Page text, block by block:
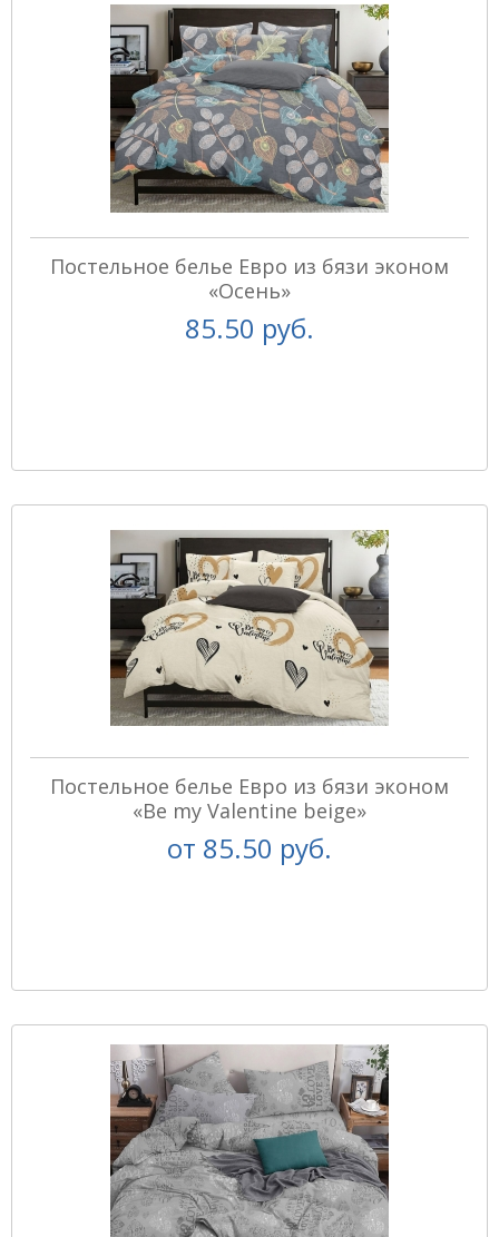
Постельное белье Евро из бязи эконом
«Осень»
85.50 руб.
Постельное белье Евро из бязи эконом
«Be my Valentine beige»
от 85.50 руб.